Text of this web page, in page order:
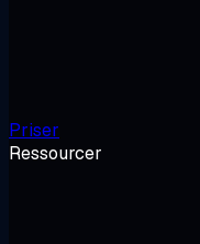
Priser
Ressourcer